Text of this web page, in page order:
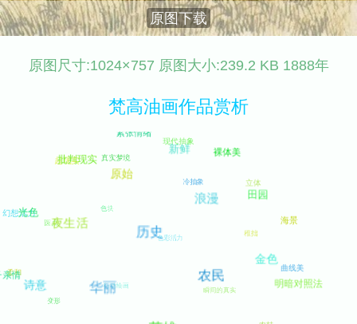
原图下载
原图尺寸:1024×757 原图大小:239.2 KB 1888年
梵高油画作品赏析